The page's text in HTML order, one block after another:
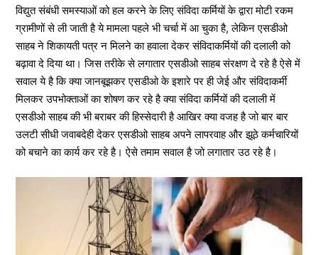
विद्युत संबंधी समस्याओं को हल करने के लिए संविदा कर्मियों के द्वारा मोटी रकम
ग्रामीणों से ली जाती है ये मामला पहले भी चर्चा में आ चुका है, लेकिन एसडीओ
साहब ने शिकायती पत्र न मिलने का हवाला देकर संविदाकर्मियों की दलाली को
बढ़ावा दे दिया था। जिस तरीके से लगातार एसडीओ साहब संरक्षण दे रहे है ऐसे में
सवाल ये है कि क्या जानबूझकर एसडीओ के इशारे पर ही जेई और संविदाकर्मी
मिलकर उपभोक्ताओं का शोषण कर रहे है क्या संविदा कर्मियों की दलाली में
एसडीओ साहब की भी बराबर की हिस्सेदारी है आखिर क्या वजह है जो बार बार
उलटी सीधी जवाबदेही देकर एसडीओ साहब अपने लापरवाह और झूठे कर्मचारियों
को बचाने का कार्य कर रहे है। ऐसे तमाम सवाल है जो लगातार उठ रहे है।